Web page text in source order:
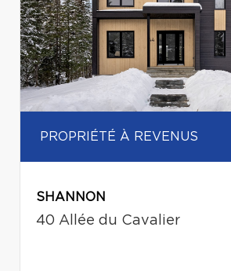
PROPRIÉTÉ À REVENUS
SHANNON
40 Allée du Cavalier